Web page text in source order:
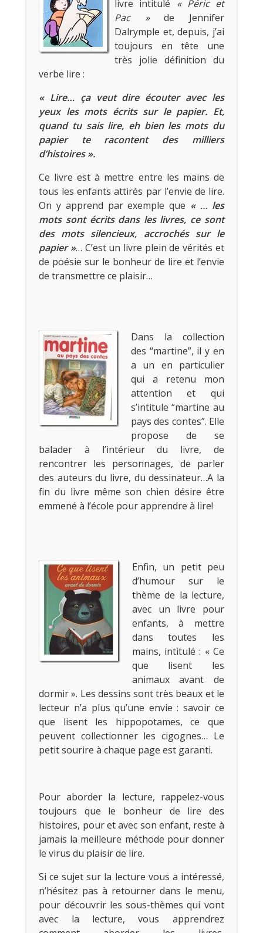
livre intitulé « Péric et
Pac »de Jennifer
Dalrymple et, depuis, j’ai
toujours en tête une
très jolie définition du
verbe lire :
« Lire… ça veut dire écouter avec les
yeux les mots écrits sur le papier. Et,
quand tu sais lire, eh bien les mots du
papier te racontent des milliers
d’histoires ».
Ce livre est à mettre entre les mains de
tous les enfants attirés par l’envie de lire.
On y apprend par exemple que «… les
mots sont écrits dans les livres, ce sont
des mots silencieux, accrochés sur le
papier »… C’est un livre plein de vérités et
de poésie sur le bonheur de lire et l’envie
de transmettre ce plaisir…
Dans la collection
des “martine”, il y en
a un en particulier
qui a retenu mon
attention et qui
s’intitule “martine au
pays des contes”. Elle
propose de se
balader à l’intérieur du livre, de
rencontrer les personnages, de parler
des auteurs du livre, du dessinateur…A la
fin du livre même son chien désire être
emmené à l’école pour apprendre à lire!
Enfin, un petit peu
d’humour sur le
thème de la lecture,
avec un livre pour
enfants, à mettre
dans toutes les
mains, intitulé : « Ce
que lisent les
animaux avant de
dormir ». Les dessins sont très beaux et le
lecteur n’a plus qu’une envie : savoir ce
que lisent les hippopotames, ce que
peuvent collectionner les cigognes… Le
petit sourire à chaque page est garanti.
Pour aborder la lecture, rappelez-vous
toujours que le bonheur de lire des
histoires, pour et avec son enfant, reste à
jamais la meilleure méthode pour donner
le virus du plaisir de lire.
Si ce sujet sur la lecture vous a intéressé,
n’hésitez pas à retourner dans le menu,
pour découvrir les sous-thèmes qui vont
avec la lecture, vous apprendrez